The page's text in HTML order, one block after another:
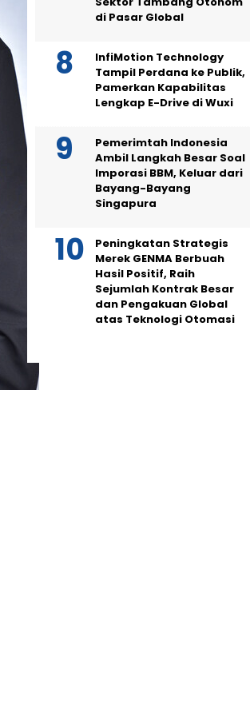
di Pasar Global
InfiMotion Technology
Tampil Perdana ke Publik,
Pamerkan Kapabilitas
Lengkap E-Drive di Wuxi
Pemerimtah Indonesia
Ambil Langkah Besar Soal
Imporasi BBM, Keluar dari
Bayang-Bayang
Singapura
Peningkatan Strategis
Merek GENMA Berbuah
Hasil Positif, Raih
Sejumlah Kontrak Besar
dan Pengakuan Global
atas Teknologi Otomasi